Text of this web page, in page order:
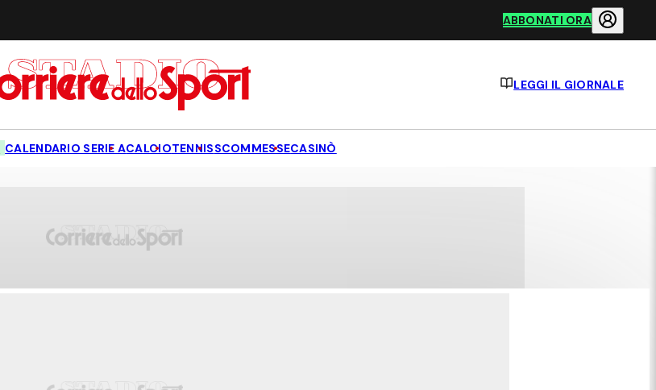
ABBONATI ORA
LEGGI IL GIORNALE
CALENDARIO SERIE ACALCIOTENNISSCOMMESSECASINÒ